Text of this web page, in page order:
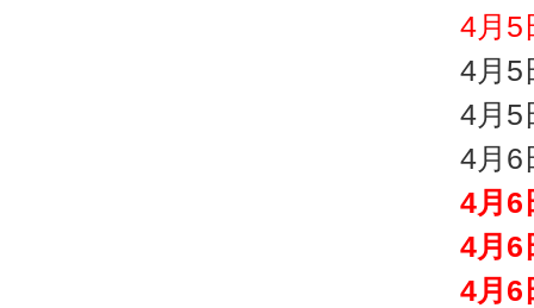
4月5
4月5
4月5
4月6
4月6
4月6
4月6